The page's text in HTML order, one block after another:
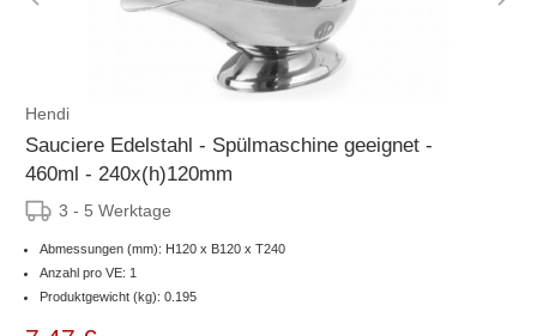
Hendi
Sauciere Edelstahl - Spülmaschine geeignet -
460ml - 240x(h)120mm
3 - 5 Werktage
Abmessungen (mm): H120 x B120 x T240
Anzahl pro VE: 1
Produktgewicht (kg): 0.195